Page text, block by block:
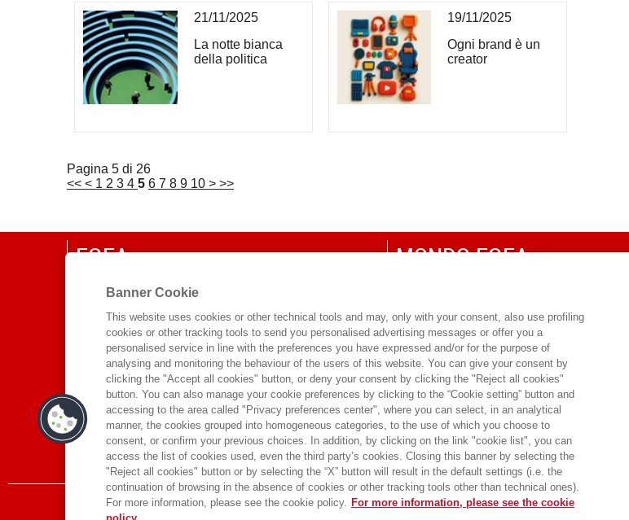
21/11/2025
La notte bianca
della politica
19/11/2025
Ogni brand è un
creator
Pagina 5 di 26
<< < 1 2 3 4 5 6 7 8 9 10 > >>
EGEA
CHI SIAMO
COMITATO SCIENTIFICO
CODICE ETICO
WHISTLEBLOWING
CONTATTI
DISTRIBUZIONE
PRESTITO DIGITALE
MONDO EGEA
SDA BOCCONI SCHOOL OF MANAGEMENT
Banner Cookie
This website uses cookies or other technical tools and may, only with your consent, also use profiling
cookies or other tracking tools to send you personalised advertising messages or offer you a
personalised service in line with the preferences you have expressed and/or for the purpose of
analysing and monitoring the behaviour of the users of this website. You can give your consent by
clicking the "Accept all cookies" button, or deny your consent by clicking the "Reject all cookies"
button. You can also manage your cookie preferences by clicking to the “Cookie setting” button and
accessing to the area called "Privacy preferences center", where you can select, in an analytical
manner, the cookies grouped into homogeneous categories, to the use of which you choose to
consent, or confirm your previous choices. In addition, by clicking on the link "cookie list", you can
access the list of cookies used, even the third party’s cookies. Closing this banner by selecting the
"Reject all cookies" button or by selecting the “X” button will result in the default settings (i.e. the
continuation of browsing in the absence of cookies or other tracking tools other than technical ones).
For more information, please see the cookie policy. For more information, please see the cookie